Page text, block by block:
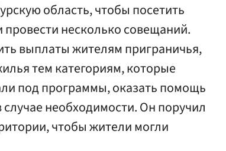
область, чтобы посетить
несколько совещаний.
выплаты жителям приграничья,
тем категориям, которые
под программы, оказать помощь
необходимости. Он поручил
чтобы жители могли